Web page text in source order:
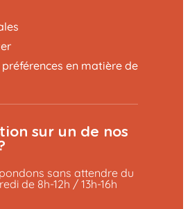
en matière de
sur un de nos
sans attendre du
de 8h-12h / 13h-16h